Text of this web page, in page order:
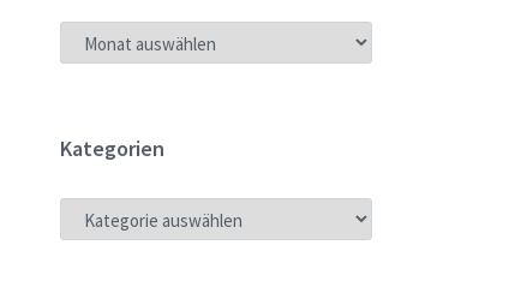
ARCHIV
Kategorien
KATEGORIEN